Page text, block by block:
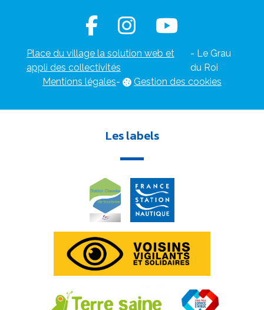
Place du village la solution web et
appli des collectivités
- Le Grau
du Roi
Mentions légales- Gestion des cookies
Les labels